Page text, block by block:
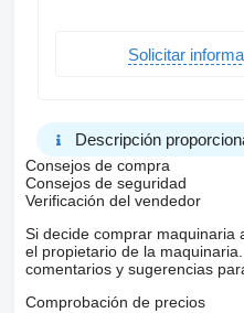
Solicitar
Descripción
Consejos de compra
Consejos de seguridad
Verificación del vendedor
Si decide comprar maquinaria
el propietario de la
comentarios y sugerencias
Comprobación de precios